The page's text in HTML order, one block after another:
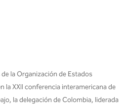
la Organización de Estados
la XXII conferencia interamericana de
la delegación de Colombia, liderada